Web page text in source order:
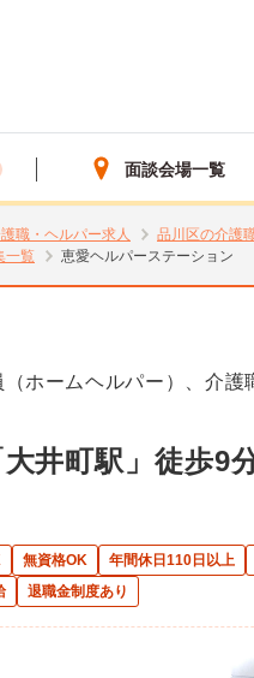
面談会場一覧
職・ヘルパー求人
品川区の介護
一覧
恵愛ヘルパーステーション
ホームヘルパー）、介護
大井町駅」徒歩9
無資格OK 年間休日110日以上
退職金制度あり